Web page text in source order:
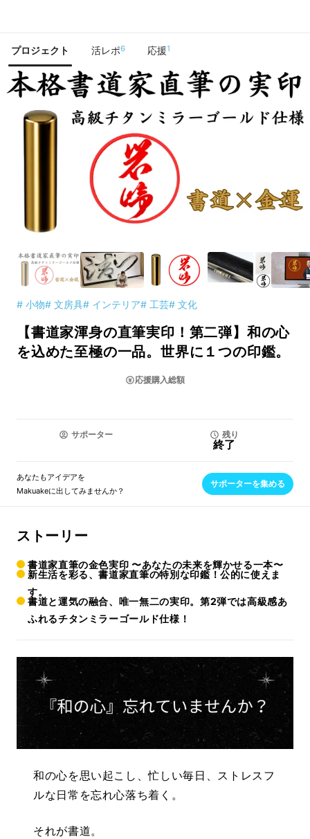
プロジェクト 活レポ6 応援1
# 小物# 文房具# インテリア# 工芸# 文化
【書道家渾身の直筆実印！第二弾】和の心
を込めた至極の一品。世界に１つの印鑑。
応援購入総額
サポーター 残り
終了
あなたもアイデアを
Makuakeに出してみませんか？
サポーターを集める
ストーリー
書道家直筆の金色実印 〜あなたの未来を輝かせる一本〜
新生活を彩る、書道家直筆の特別な印鑑！公的に使えま
す。
書道と運気の融合、唯一無二の実印。第2弾では高級感あ
ふれるチタンミラーゴールド仕様！
和の心を思い起こし、忙しい毎日、ストレスフ
ルな日常を忘れ心落ち着く。
それが書道。